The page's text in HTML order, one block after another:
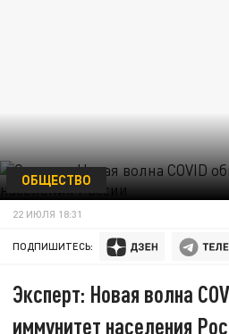
ОБЩЕСТВО
22 ИЮЛЯ 18:31
ПОДПИШИТЕСЬ:
Эксперт: Новая волна
иммунитет населения